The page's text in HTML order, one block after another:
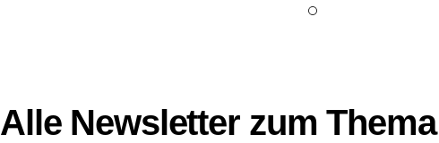
Alle Newsletter zum Thema